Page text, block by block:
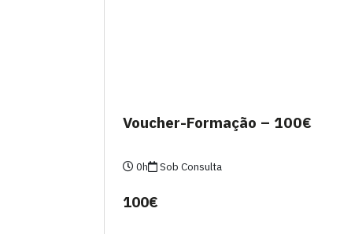
Voucher-Formação – 100€
0h Sob Consulta
100€